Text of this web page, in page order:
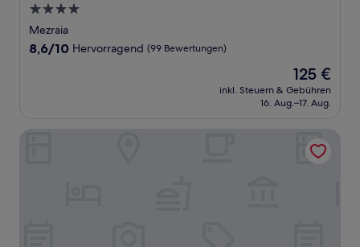
4.0-
Sterne-
Unterkunft
Mezraia
8.6
8,6/10 Hervorragend (99 Bewertungen)
Der
Preis
beträgt
125 €
inkl. Steuern & Gebühren
16. Aug.–17. Aug.